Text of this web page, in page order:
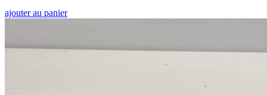
ajouter au panier